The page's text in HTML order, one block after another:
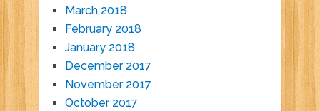
March 2018
February 2018
January 2018
December 2017
November 2017
October 2017